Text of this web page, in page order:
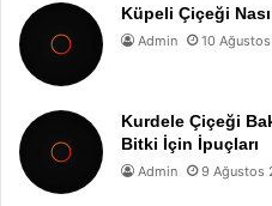
Küpeli Çiçeği
Admin 10
Kurdele Çiçeği
Bitki İçin İpuçları
Admin 9 Ağustos